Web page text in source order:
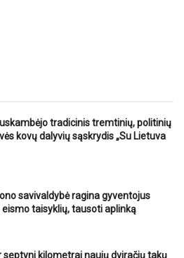
tradicinis tremtinių, politinių
kovų dalyvių sąskrydis „Su Lietuva
savivaldybė ragina gyventojus
eismo taisyklių, tausoti aplinką
septyni kilometrai naujų dviračių takų